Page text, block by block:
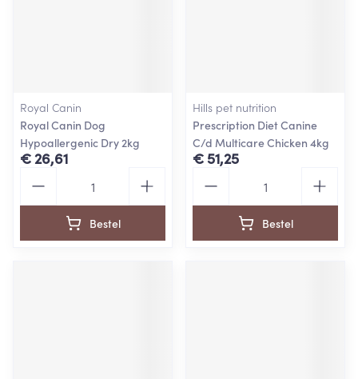
Royal Canin
Royal Canin Dog
Hypoallergenic Dry 2kg
€ 26,61
Bestel
Hills pet nutrition
Prescription Diet Canine
C/d Multicare Chicken 4kg
€ 51,25
Bestel